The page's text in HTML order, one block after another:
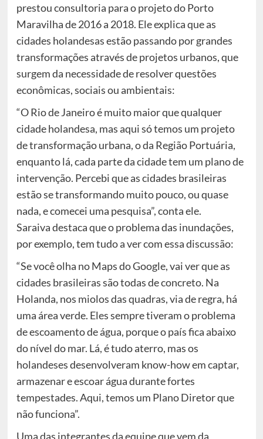
prestou consultoria para o projeto do Porto
Maravilha de 2016 a 2018. Ele explica que as
cidades holandesas estão passando por grandes
transformações através de projetos urbanos, que
surgem da necessidade de resolver questões
econômicas, sociais ou ambientais:
“O Rio de Janeiro é muito maior que qualquer
cidade holandesa, mas aqui só temos um projeto
de transformação urbana, o da Região Portuária,
enquanto lá, cada parte da cidade tem um plano de
intervenção. Percebi que as cidades brasileiras
estão se transformando muito pouco, ou quase
nada, e comecei uma pesquisa”, conta ele.
Saraiva destaca que o problema das inundações,
por exemplo, tem tudo a ver com essa discussão:
“Se você olha no Maps do Google, vai ver que as
cidades brasileiras são todas de concreto. Na
Holanda, nos miolos das quadras, via de regra, há
uma área verde. Eles sempre tiveram o problema
de escoamento de água, porque o país fica abaixo
do nível do mar. Lá, é tudo aterro, mas os
holandeses desenvolveram know-how em captar,
armazenar e escoar água durante fortes
tempestades. Aqui, temos um Plano Diretor que
não funciona”.
Uma das integrantes da equipe que vem da